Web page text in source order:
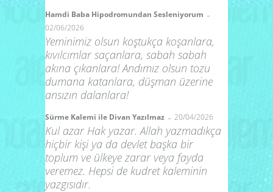
Hamdi Baba Hipodromundan Sesleniyorum -
02/06/2026
Yeminimiz olsun koştukça koşanlara,
kıvılcımlar saçanlara, sabah sabah
akına çıkanlara! Andımız olsun tozu
dumana katanlara, düşman üzerine
ansızın dalanlara!
Sürme Kalemi ile Divan Yazılmaz - 20/04/2026
Kul azar Hak yazar. Allah yazmadıkça
hiçbir kişi ya da devlet başka bir
toplum ve ülkeye zarar veya fayda
veremez. Hepsi de kudret kaleminin
yazgısıdır.